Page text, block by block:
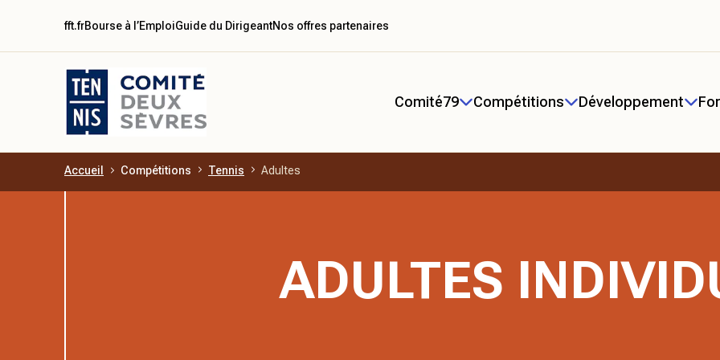
Aller au contenu principal
Comité79 Compétitions Développement
fft.frBourse à l’EmploiGuide du DirigeantNos offres partenaires
Accueil Compétitions Tennis Adultes
ADULTES